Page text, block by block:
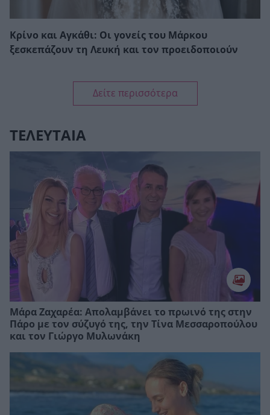
Κρίνο και Αγκάθι: Οι γονείς του Μάρκου
ξεσκεπάζουν τη Λευκή και τον προειδοποιούν
Δείτε περισσότερα
ΤΕΛΕΥΤΑΙΑ
Μάρα Ζαχαρέα: Απολαμβάνει το πρωινό της στην
Πάρο με τον σύζυγό της, την Τίνα Μεσσαροπούλου
και τον Γιώργο Μυλωνάκη